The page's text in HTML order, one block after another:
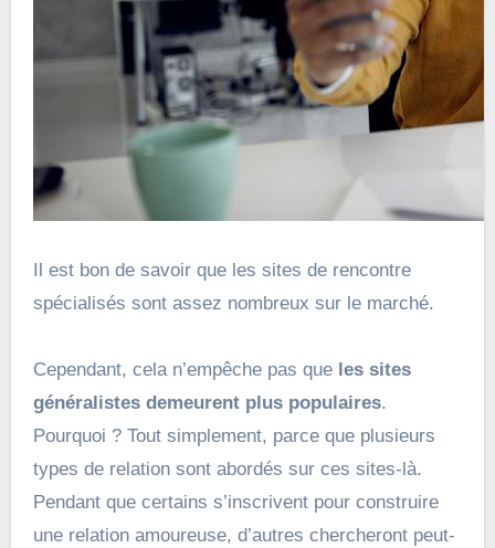
Il est bon de savoir que les sites de rencontre
spécialisés sont assez nombreux sur le marché.
Cependant, cela n’empêche pas que les sites
généralistes demeurent plus populaires.
Pourquoi ? Tout simplement, parce que plusieurs
types de relation sont abordés sur ces sites-là.
Pendant que certains s’inscrivent pour construire
une relation amoureuse, d’autres chercheront peut-